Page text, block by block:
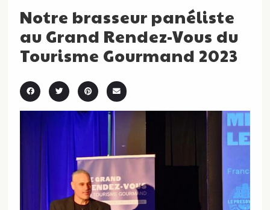
Notre brasseur panéliste
au Grand Rendez-Vous du
Tourisme Gourmand 2023